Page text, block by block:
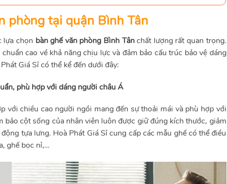
phòng tại quận Bình Tân
lựa chọn bàn ghế văn phòng Bình Tânchất lượng rất quan trọng.
cao về khả năng chịu lực và đảm bảo cấu trúc bảo vệ dáng
Giá Sỉ có thể kể đến dưới đây:
phù hợp với dáng người châu Á
với chiều cao người ngồi mang đến sự thoải mái và phù hợp với
bảo cột sống của nhân viên luôn được giữ đúng kích thước, giảm
tựa lưng. Hoà Phát Giá Sỉ cung cấp các mẫu ghế có thể điều
ghế bọc nỉ,…